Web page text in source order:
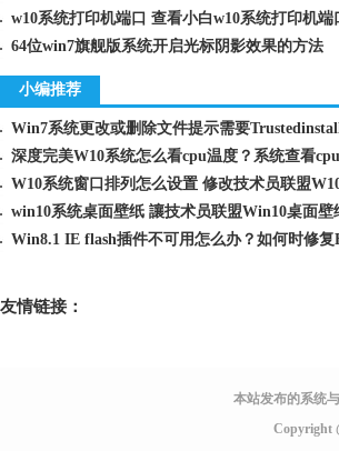
w10系统打印机端口 查看小白w10系统打印机端
64位win7旗舰版系统开启光标阴影效果的方法
小编推荐
深度完美W10系统怎么看cpu温度？系统查看
win10系统桌面壁纸 讓技术员联盟Win10桌面壁
友情链接：
本站发布的系统
Copyright